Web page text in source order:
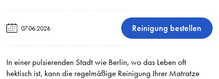
07.06.2026 Reinigung bestellen
In einer pulsierenden Stadt wie Berlin, wo das Leben oft
hektisch ist, kann die regelmäßige Reinigung Ihrer Matratze